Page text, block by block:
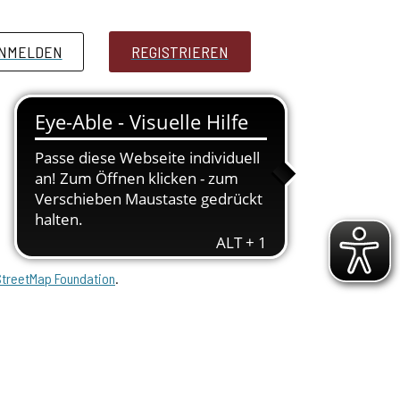
PRESSE REGISTRIEREN
Foundation.